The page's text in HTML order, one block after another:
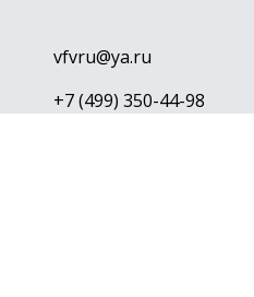
vfvru@ya.ru
+7 (499) 350-44-98